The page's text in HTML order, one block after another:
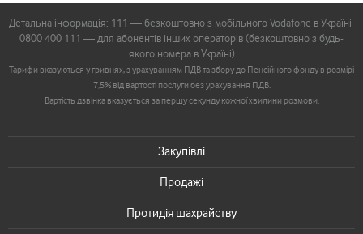
Детальна інформація: 111 — безкоштовно з мобільного Vodafone в Україні
0800 400 111 — для абонентів інших операторів (безкоштовно з будь-
якого номера в Україні)
Тарифи вказуються у гривнях, з урахуванням ПДВ та збору до Пенсійного фонду в розмірі
7,5% від вартості послуги без урахування ПДВ.
Вартість дзвінка вказується за першу секунду кожної хвилини розмови.
Закупівлі
Продажі
Протидія шахрайству